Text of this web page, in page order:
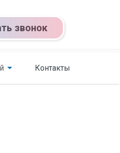
звонок
Контакты